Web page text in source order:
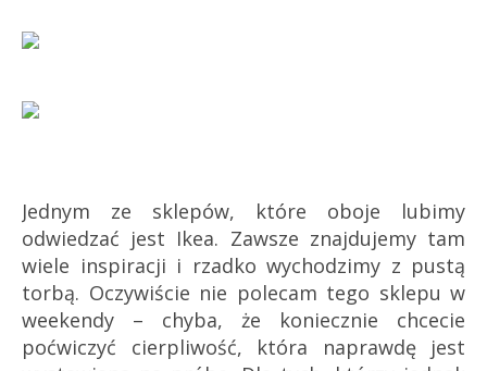
Jednym ze sklepów, które oboje lubimy
odwiedzać jest Ikea. Zawsze znajdujemy tam
wiele inspiracji i rzadko wychodzimy z pustą
torbą. Oczywiście nie polecam tego sklepu w
weekendy – chyba, że koniecznie chcecie
poćwiczyć cierpliwość, która naprawdę jest